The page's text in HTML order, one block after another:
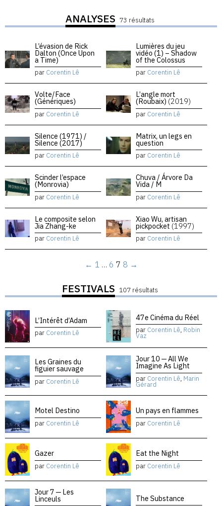
ANALYSES 73 résultats
L’évasion de Rick
Dalton (Once Upon
a Time)
par Corentin Lê
Lumières du jeu
vidéo (1) – Shadow
of the Colossus
par Corentin Lê
Volte/Face
(Génériques)
par Corentin Lê
L’angle mort
(Roubaix) (2019)
par Corentin Lê
Silence (1971) /
Silence (2017)
par Corentin Lê
Matrix, un legs en
question
par Corentin Lê
Scinder l’espace
(Monrovia)
par Corentin Lê
Chuva / Árvore Da
Vida / M
par Corentin Lê
Le composite selon
Jia Zhang-ke
par Corentin Lê
Xiao Wu, artisan
pickpocket (1997)
par Corentin Lê
← 1 … 6 7 8 →
FESTIVALS 107 résultats
L’Intérêt d’Adam
par Corentin Lê
47e Cinéma du Réel
par Corentin Lê, Robin
Vaz
Les Graines du
figuier sauvage
par Corentin Lê
Jour 10 — All We
Imagine As Light
par Corentin Lê, Marin
Gérard
Motel Destino
par Corentin Lê
Un pays en flammes
par Corentin Lê
Gazer
par Corentin Lê
Eat the Night
par Corentin Lê
Jour 7 — Les
Linceuls The Substance